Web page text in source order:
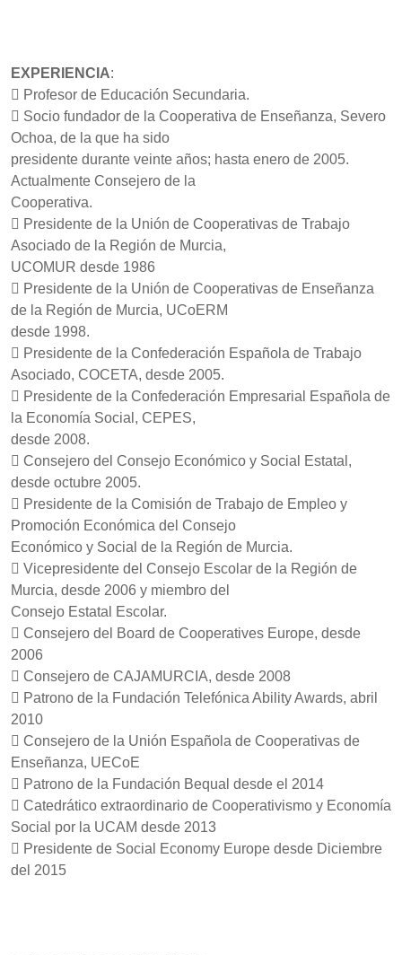
EXPERIENCIA:
 Profesor de Educación Secundaria.
 Socio fundador de la Cooperativa de Enseñanza, Severo
Ochoa, de la que ha sido
presidente durante veinte años; hasta enero de 2005.
Actualmente Consejero de la
Cooperativa.
 Presidente de la Unión de Cooperativas de Trabajo
Asociado de la Región de Murcia,
UCOMUR desde 1986
 Presidente de la Unión de Cooperativas de Enseñanza
de la Región de Murcia, UCoERM
desde 1998.
 Presidente de la Confederación Española de Trabajo
Asociado, COCETA, desde 2005.
 Presidente de la Confederación Empresarial Española de
la Economía Social, CEPES,
desde 2008.
 Consejero del Consejo Económico y Social Estatal,
desde octubre 2005.
 Presidente de la Comisión de Trabajo de Empleo y
Promoción Económica del Consejo
Económico y Social de la Región de Murcia.
 Vicepresidente del Consejo Escolar de la Región de
Murcia, desde 2006 y miembro del
Consejo Estatal Escolar.
 Consejero del Board de Cooperatives Europe, desde
2006
 Consejero de CAJAMURCIA, desde 2008
 Patrono de la Fundación Telefónica Ability Awards, abril
2010
 Consejero de la Unión Española de Cooperativas de
Enseñanza, UECoE
 Patrono de la Fundación Bequal desde el 2014
 Catedrático extraordinario de Cooperativismo y Economía
Social por la UCAM desde 2013
 Presidente de Social Economy Europe desde Diciembre
del 2015